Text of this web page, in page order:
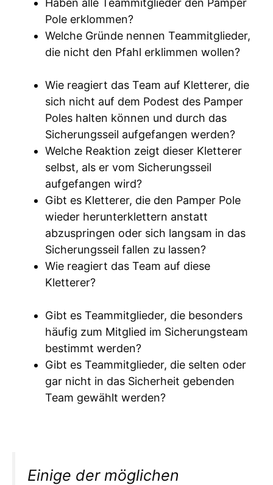
Haben alle Teammitglieder den Pamper
Pole erklommen?
Welche Gründe nennen Teammitglieder,
die nicht den Pfahl erklimmen wollen?
Wie reagiert das Team auf Kletterer, die
sich nicht auf dem Podest des Pamper
Poles halten können und durch das
Sicherungsseil aufgefangen werden?
Welche Reaktion zeigt dieser Kletterer
selbst, als er vom Sicherungsseil
aufgefangen wird?
Gibt es Kletterer, die den Pamper Pole
wieder herunterklettern anstatt
abzuspringen oder sich langsam in das
Sicherungsseil fallen zu lassen?
Wie reagiert das Team auf diese
Kletterer?
Gibt es Teammitglieder, die besonders
häufig zum Mitglied im Sicherungsteam
bestimmt werden?
Gibt es Teammitglieder, die selten oder
gar nicht in das Sicherheit gebenden
Team gewählt werden?
Einige der möglichen